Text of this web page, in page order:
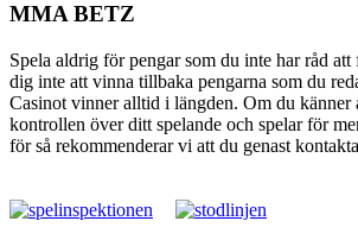
MMA BETZ
Spela aldrig för pengar som du inte har råd
dig inte att vinna tillbaka pengarna som du
Casinot vinner alltid i längden. Om du känner
kontrollen över ditt spelande och spelar för
för så rekommenderar vi att du genast